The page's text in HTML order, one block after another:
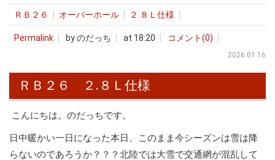
ＲＢ２６ オーバーホール ２.８Ｌ仕様
Permalink by のだっち at 18:20 コメント(0)
2026.01.16
ＲＢ２６ ２.８Ｌ仕様
こんにちは。のだっちです。
日中暖かい一日になった本日、このまま今シーズンは雪は降
らないのであろうか？？？北陸では大雪で交通網が混乱して